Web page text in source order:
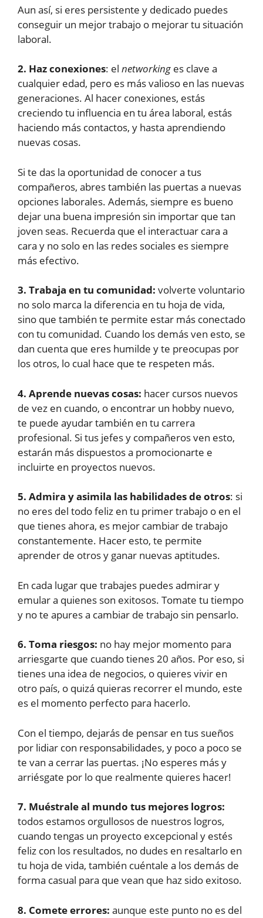
Aun así, si eres persistente y dedicado puedes
conseguir un mejor trabajo o mejorar tu situación
laboral.
2. Haz conexiones: el networking es clave a
cualquier edad, pero es más valioso en las nuevas
generaciones. Al hacer conexiones, estás
creciendo tu influencia en tu área laboral, estás
haciendo más contactos, y hasta aprendiendo
nuevas cosas.
Si te das la oportunidad de conocer a tus
compañeros, abres también las puertas a nuevas
opciones laborales. Además, siempre es bueno
dejar una buena impresión sin importar que tan
joven seas. Recuerda que el interactuar cara a
cara y no solo en las redes sociales es siempre
más efectivo.
3. Trabaja en tu comunidad: volverte voluntario
no solo marca la diferencia en tu hoja de vida,
sino que también te permite estar más conectado
con tu comunidad. Cuando los demás ven esto, se
dan cuenta que eres humilde y te preocupas por
los otros, lo cual hace que te respeten más.
4. Aprende nuevas cosas: hacer cursos nuevos
de vez en cuando, o encontrar un hobby nuevo,
te puede ayudar también en tu carrera
profesional. Si tus jefes y compañeros ven esto,
estarán más dispuestos a promocionarte e
incluirte en proyectos nuevos.
5. Admira y asimila las habilidades de otros: si
no eres del todo feliz en tu primer trabajo o en el
que tienes ahora, es mejor cambiar de trabajo
constantemente. Hacer esto, te permite
aprender de otros y ganar nuevas aptitudes.
En cada lugar que trabajes puedes admirar y
emular a quienes son exitosos. Tomate tu tiempo
y no te apures a cambiar de trabajo sin pensarlo.
6. Toma riesgos: no hay mejor momento para
arriesgarte que cuando tienes 20 años. Por eso, si
tienes una idea de negocios, o quieres vivir en
otro país, o quizá quieras recorrer el mundo, este
es el momento perfecto para hacerlo.
Con el tiempo, dejarás de pensar en tus sueños
por lidiar con responsabilidades, y poco a poco se
te van a cerrar las puertas. ¡No esperes más y
arriésgate por lo que realmente quieres hacer!
7. Muéstrale al mundo tus mejores logros:
todos estamos orgullosos de nuestros logros,
cuando tengas un proyecto excepcional y estés
feliz con los resultados, no dudes en resaltarlo en
tu hoja de vida, también cuéntale a los demás de
forma casual para que vean que haz sido exitoso.
8. Comete errores: aunque este punto no es del